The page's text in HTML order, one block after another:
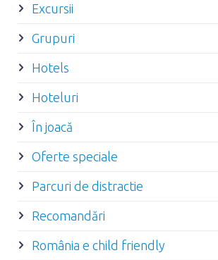
Excursii
Grupuri
Hotels
Hoteluri
În joacă
Oferte speciale
Parcuri de distractie
Recomandări
România e child friendly